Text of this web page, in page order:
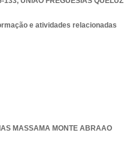
e atividades relacionadas
MASSAMA MONTE ABRAAO